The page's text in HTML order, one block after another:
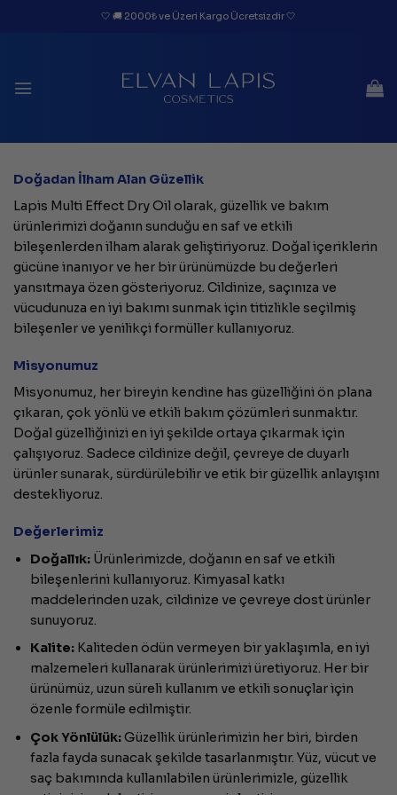
🤍 🚚 2000₺ ve Üzeri Kargo Ücretsizdir 🤍
Doğadan İlham Alan Güzellik
Lapis Multi Effect Dry Oil olarak, güzellik ve bakım
ürünlerimizi doğanın sunduğu en saf ve etkili
bileşenlerden ilham alarak geliştiriyoruz. Doğal içeriklerin
gücüne inanıyor ve her bir ürünümüzde bu değerleri
yansıtmaya özen gösteriyoruz. Cildinize, saçınıza ve
vücudunuza en iyi bakımı sunmak için titizlikle seçilmiş
bileşenler ve yenilikçi formüller kullanıyoruz.
Misyonumuz
Misyonumuz, her bireyin kendine has güzelliğini ön plana
çıkaran, çok yönlü ve etkili bakım çözümleri sunmaktır.
Doğal güzelliğinizi en iyi şekilde ortaya çıkarmak için
çalışıyoruz. Sadece cildinize değil, çevreye de duyarlı
ürünler sunarak, sürdürülebilir ve etik bir güzellik anlayışını
destekliyoruz.
Değerlerimiz
Doğallık:Ürünlerimizde, doğanın en saf ve etkili
bileşenlerini kullanıyoruz. Kimyasal katkı
maddelerinden uzak, cildinize ve çevreye dost ürünler
sunuyoruz.
Kalite:Kaliteden ödün vermeyen bir yaklaşımla, en iyi
malzemeleri kullanarak ürünlerimizi üretiyoruz. Her bir
ürünümüz, uzun süreli kullanım ve etkili sonuçlar için
özenle formüle edilmiştir.
Çok Yönlülük:Güzellik ürünlerimizin her biri, birden
fazla fayda sunacak şekilde tasarlanmıştır. Yüz, vücut ve
saç bakımında kullanılabilen ürünlerimizle, güzellik